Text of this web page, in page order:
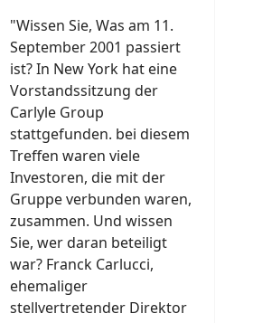
"Wissen Sie, Was am 11.
September 2001 passiert
ist? In New York hat eine
Vorstandssitzung der
Carlyle Group
stattgefunden. bei diesem
Treffen waren viele
Investoren, die mit der
Gruppe verbunden waren,
zusammen. Und wissen
Sie, wer daran beteiligt
war? Franck Carlucci,
ehemaliger
stellvertretender Direktor